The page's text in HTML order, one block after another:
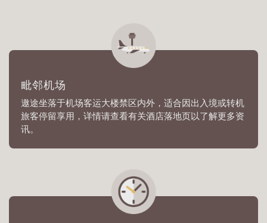
毗邻机场
遨途坐落于机场客运大楼禁区内外，适合因出入境或转机
旅客停留享用，详情请查看有关酒店落地页以了解更多资
讯。